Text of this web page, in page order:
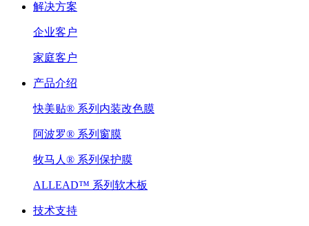
解决方案
企业客户
家庭客户
产品介绍
快美贴® 系列内装改色膜
阿波罗® 系列窗膜
牧马人® 系列保护膜
ALLEAD™ 系列软木板
技术支持